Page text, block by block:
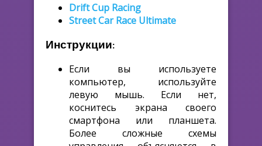
Drift Cup Racing
Street Car Race Ultimate
Инструкции:
Если вы используете
компьютер, используйте
левую мышь. Если нет,
коснитесь экрана своего
смартфона или планшета.
Более сложные схемы